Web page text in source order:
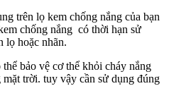
trên lọ kem chống nắng của bạn
chống nắng có thời hạn sử
lọ hoặc nhãn.
bảo vệ cơ thể khỏi cháy nắng
trời. tuy vậy cần sử dụng đúng